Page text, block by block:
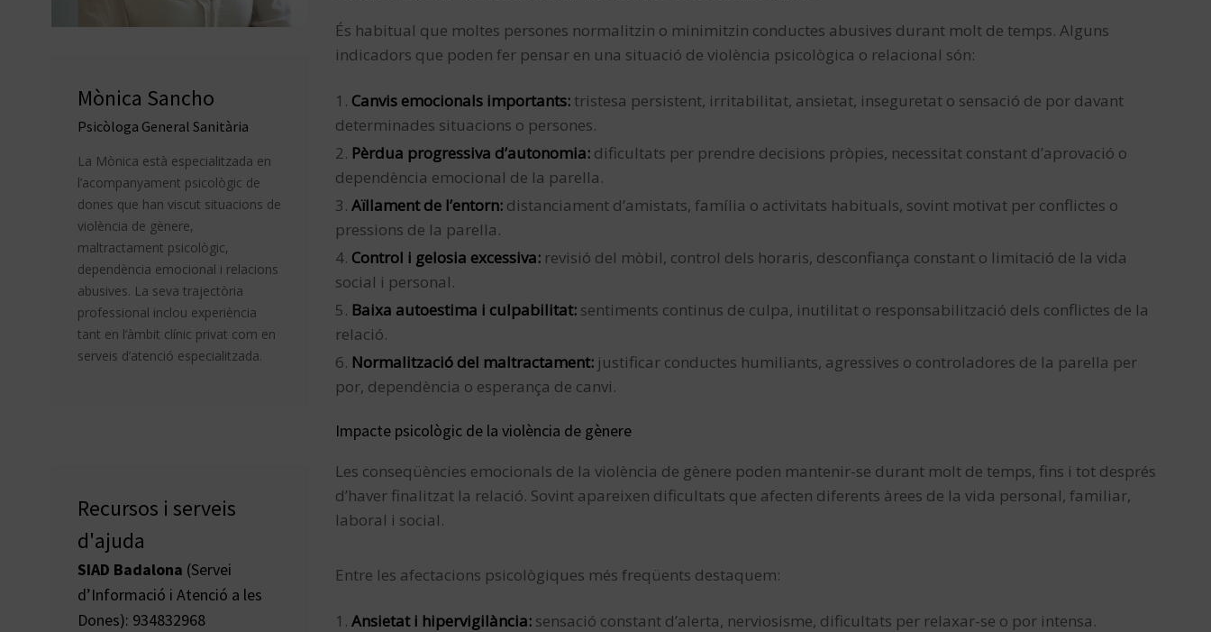
Mònica Sancho
Psicòloga General Sanitària
La Mònica està especialitzada en
l’acompanyament psicològic de
dones que han viscut situacions de
violència de gènere,
maltractament psicològic,
dependència emocional i relacions
abusives. La seva trajectòria
professional inclou experiència
tant en l’àmbit clínic privat com en
serveis d’atenció especialitzada.
Recursos i serveis
d'ajuda
SIAD Badalona (Servei
d’Informació i Atenció a les
Dones): 934832968
És habitual que moltes persones normalitzin o minimitzin conductes abusives durant molt de temps. Alguns
indicadors que poden fer pensar en una situació de violència psicològica o relacional són:
Canvis emocionals importants: tristesa persistent, irritabilitat, ansietat, inseguretat o sensació de por davant
determinades situacions o persones.
Pèrdua progressiva d’autonomia: dificultats per prendre decisions pròpies, necessitat constant d’aprovació o
dependència emocional de la parella.
Aïllament de l’entorn: distanciament d’amistats, família o activitats habituals, sovint motivat per conflictes o
pressions de la parella.
Control i gelosia excessiva: revisió del mòbil, control dels horaris, desconfiança constant o limitació de la vida
social i personal.
Baixa autoestima i culpabilitat: sentiments continus de culpa, inutilitat o responsabilització dels conflictes de la
relació.
Normalització del maltractament: justificar conductes humiliants, agressives o controladores de la parella per
por, dependència o esperança de canvi.
Impacte psicològic de la violència de gènere
Les conseqüències emocionals de la violència de gènere poden mantenir-se durant molt de temps, fins i tot després
d’haver finalitzat la relació. Sovint apareixen dificultats que afecten diferents àrees de la vida personal, familiar,
laboral i social.
Entre les afectacions psicològiques més freqüents destaquem:
Ansietat i hipervigilància: sensació constant d’alerta, nerviosisme, dificultats per relaxar-se o por intensa.